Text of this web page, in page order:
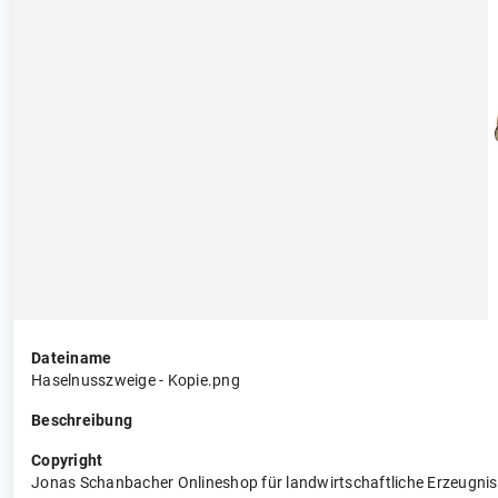
Dateiname
Haselnusszweige - Kopie.png
Beschreibung
Copyright
Jonas Schanbacher Onlineshop für landwirtschaftliche